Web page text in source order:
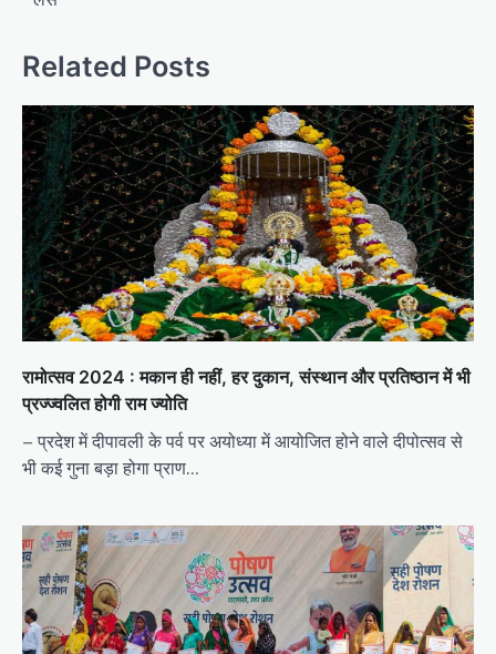
Related Posts
रामोत्सव 2024 : मकान ही नहीं, हर दुकान, संस्थान और प्रतिष्ठान में भी
प्रज्ज्वलित होगी राम ज्योति
– प्रदेश में दीपावली के पर्व पर अयोध्या में आयोजित होने वाले दीपोत्सव से
भी कई गुना बड़ा होगा प्राण…